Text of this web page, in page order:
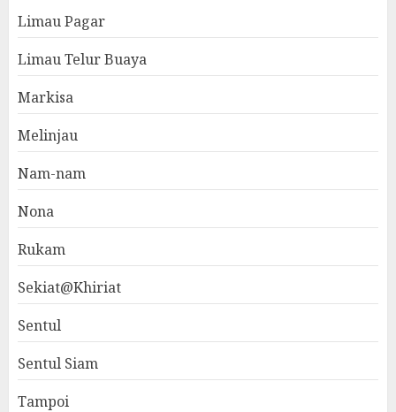
Limau Pagar
Limau Telur Buaya
Markisa
Melinjau
Nam-nam
Nona
Rukam
Sekiat@Khiriat
Sentul
Sentul Siam
Tampoi